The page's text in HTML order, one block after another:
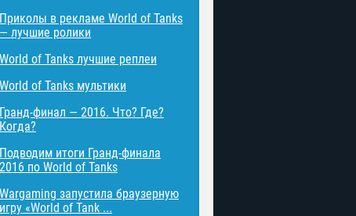
Приколы в рекламе World of Tanks
— лучшие ролики
World of Tanks лучшие реплеи
World of Tanks мультики
Гранд-финал — 2016. Что? Где?
Когда?
Подводим итоги Гранд-финала
2016 по World of Tanks
Wargaming запустила браузерную
игру «World of Tank ...